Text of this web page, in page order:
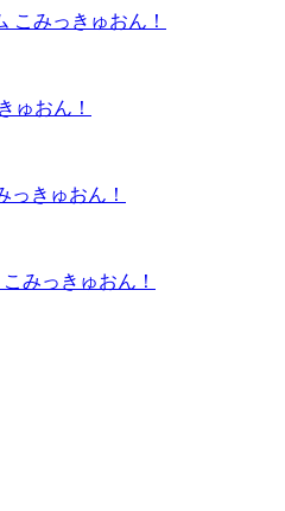
こみっきゅおん！
ゅおん！
っきゅおん！
こみっきゅおん！